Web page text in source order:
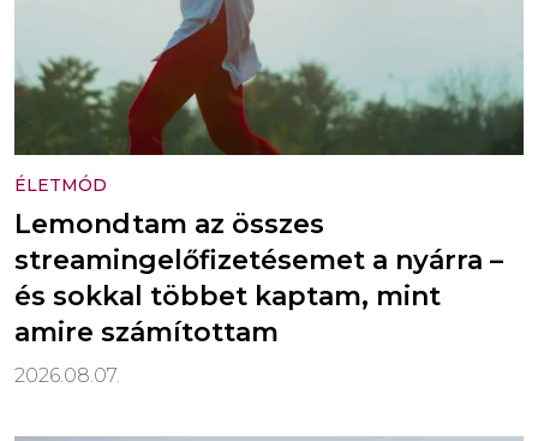
ÉLETMÓD
Lemondtam az összes
streamingelőfizetésemet a nyárra –
és sokkal többet kaptam, mint
amire számítottam
2026.08.07.